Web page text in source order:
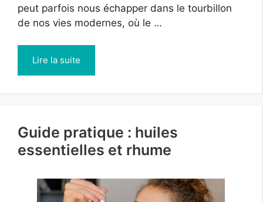
peut parfois nous échapper dans le tourbillon
de nos vies modernes, où le …
Lire la suite
Guide pratique : huiles
essentielles et rhume